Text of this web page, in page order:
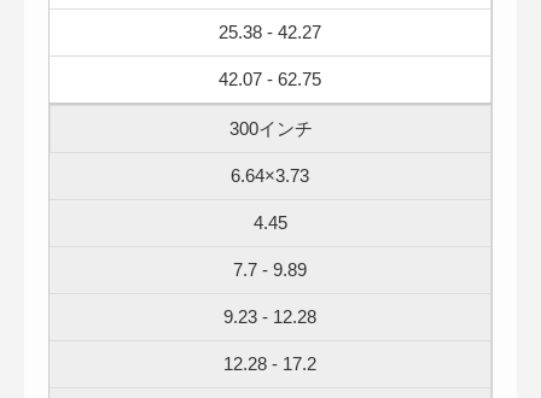
25.38 - 42.27
42.07 - 62.75
300インチ
6.64×3.73
4.45
7.7 - 9.89
9.23 - 12.28
12.28 - 17.2